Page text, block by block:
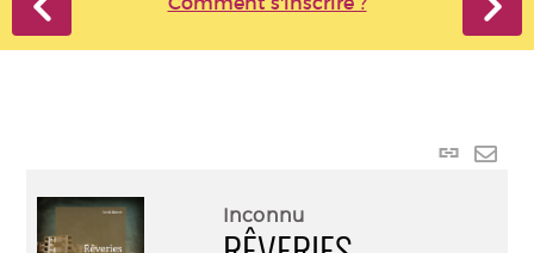
Lien
Inconnu